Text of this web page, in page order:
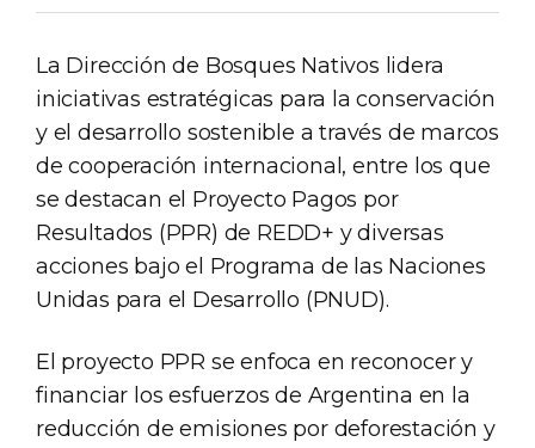
La Dirección de Bosques Nativos lidera
iniciativas estratégicas para la conservación
y el desarrollo sostenible a través de marcos
de cooperación internacional, entre los que
se destacan el Proyecto Pagos por
Resultados (PPR) de REDD+ y diversas
acciones bajo el Programa de las Naciones
Unidas para el Desarrollo (PNUD).
El proyecto PPR se enfoca en reconocer y
financiar los esfuerzos de Argentina en la
reducción de emisiones por deforestación y